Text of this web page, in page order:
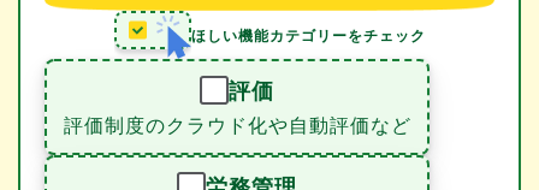
ほしい機能カテゴリーをチェック
評価
評価制度のクラウド化や自動評価など